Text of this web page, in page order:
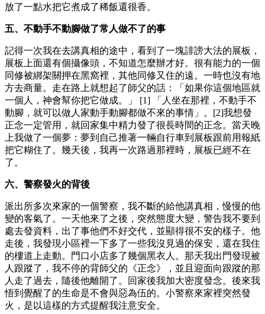
放了一點水把它煮成了稀飯還很香。
五、不動手不動腳做了常人做不了的事
記得一次我在去講真相的途中，看到了一塊誹謗大法的展板，
展板上面還有個攝像頭，不知道怎麼辦才好。很有能力的一個
同修被綁架關押在黑窩裡，其他同修又住的遠。一時也沒有地
方去商量。走在路上就想起了師父的話：「如果你這個地區就
一個人，神會幫你把它做成。」 [1] 「人坐在那裡，不動手不
動腳，就可以做人家動手動腳都做不來的事情」。[2]我想發
正念一定管用，就回家集中精力發了很長時間的正念。當天晚
上我做了一個夢：夢到自己推著一輛自行車到展板跟前用報紙
把它糊住了。幾天後，我再一次路過那裡時，展板已經不在
了。
六、警察發火的背後
派出所多次來家的一個警察，我不斷的給他講真相，慢慢的他
變的客氣了。一天他來了之後，突然態度大變，警告我不要到
處去發資料，出了事他們不好交代，並顯得很不安的樣子。他
走後，我發現小區裡一下多了一些我沒見過的保安，還在我住
的樓道上走動。門口小店多了幾個黑衣人。那天我出門發現被
人跟蹤了，我不停的背師父的《正念》，並且迎面向跟蹤的那
人走了過去，隨後他離開了。回家後我加大密度發念。後來我
悟到覺醒了的生命是不會與惡為伍的。小警察來家裡突然發
火，是以這樣的方式提醒我注意安全。